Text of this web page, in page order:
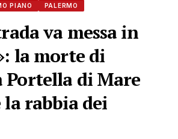
PIANO PALERMO
va messa in
la morte di
Portella di Mare
la rabbia dei